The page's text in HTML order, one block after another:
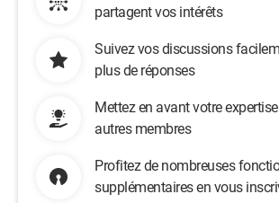
partagent vos intérêts
Suivez vos discussions
plus de réponses
Mettez en avant votre
autres membres
Profitez de nombreuses
supplémentaires en vous